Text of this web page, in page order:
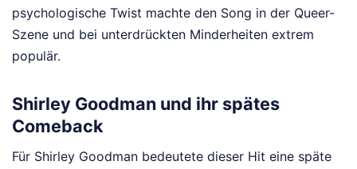
psychologische Twist machte den Song in der Queer-
Szene und bei unterdrückten Minderheiten extrem
populär.
Shirley Goodman und ihr spätes
Comeback
Für Shirley Goodman bedeutete dieser Hit eine späte